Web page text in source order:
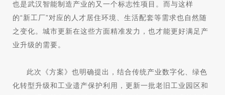
也是武汉智能制造产业的又一个标志性项目。而与这样
的“新工厂”对应的人才居住环境、生活配套等需求也自然随
之变化。城市更新在这些方面精准发力，也才能更好满足产
业升级的需要。
此次《方案》也明确提出，结合传统产业数字化、绿色
化转型升级和工业遗产保护利用，更新一批老旧工业园区和